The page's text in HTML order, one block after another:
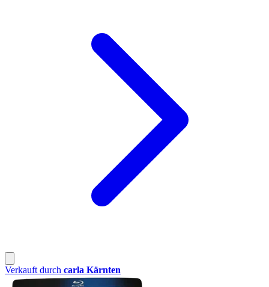
Verkauft durch carla Kärnten